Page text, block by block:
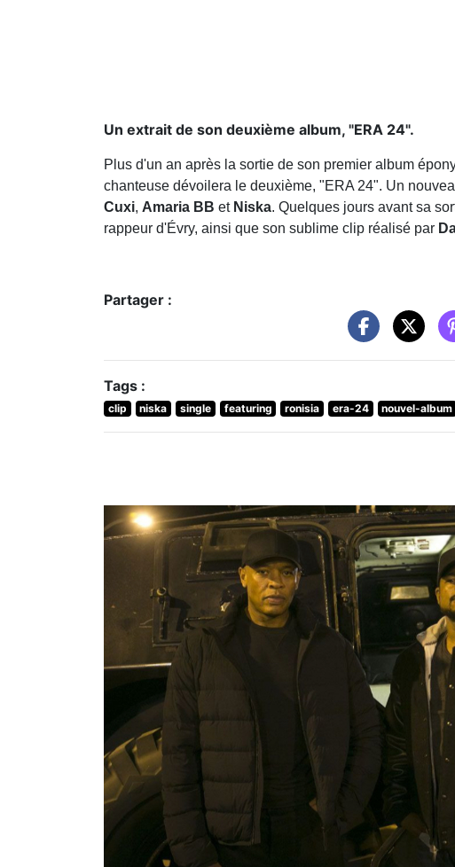
Un extrait de son deuxième album, "ERA 24".
Plus d'un an après la sortie de son premier album
chanteuse dévoilera le deuxième, "ERA 24". Un
Cuxi, Amaria BB etNiska. Quelques jours avant sa
rappeur d'Évry, ainsi que son sublime clip réalisé par
Partager :
Tags :
clip niska single featuring ronisia era-24 nouvel-album